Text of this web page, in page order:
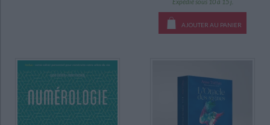
Expédié sous 10 à 15 j.
AJOUTER AU PANIER